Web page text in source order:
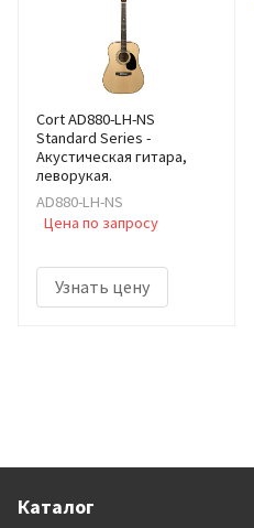
Cort AD880-LH-NS
Standard Series -
Акустическая гитара,
леворукая.
AD880-LH-NS
Цена по запросу
Узнать цену
Каталог